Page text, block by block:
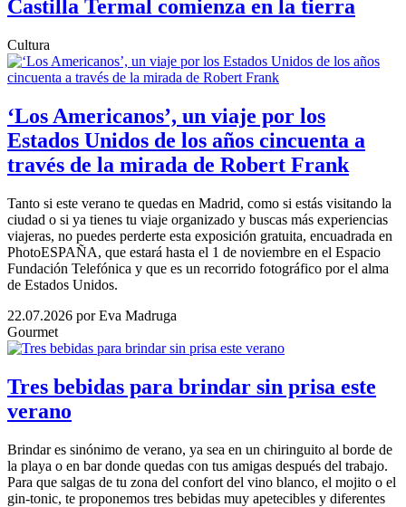
Castilla Termal comienza en la tierra
Cultura
‘Los Americanos’, un viaje por los
Estados Unidos de los años cincuenta a
través de la mirada de Robert Frank
Tanto si este verano te quedas en Madrid, como si estás visitando la
ciudad o si ya tienes tu viaje organizado y buscas más experiencias
viajeras, no puedes perderte esta exposición gratuita, encuadrada en
PhotoESPAÑA, que estará hasta el 1 de noviembre en el Espacio
Fundación Telefónica y que es un recorrido fotográfico por el alma
de Estados Unidos.
22.07.2026 por Eva Madruga
Gourmet
Tres bebidas para brindar sin prisa este
verano
Brindar es sinónimo de verano, ya sea en un chiringuito al borde de
la playa o en bar donde quedas con tus amigas después del trabajo.
Para que salgas de tu zona del confort del vino blanco, el mojito o el
gin-tonic, te proponemos tres bebidas muy apetecibles y diferentes